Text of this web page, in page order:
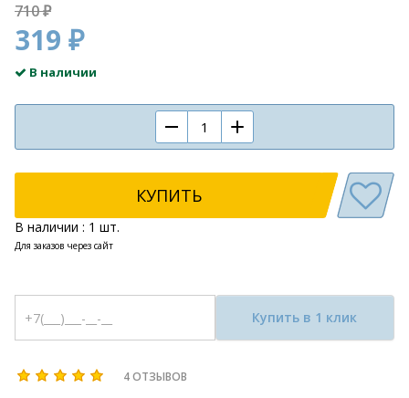
710 ₽
319 ₽
В наличии
КУПИТЬ
В наличии : 1 шт.
Для заказов через сайт
Купить в 1 клик
4 ОТЗЫВОВ